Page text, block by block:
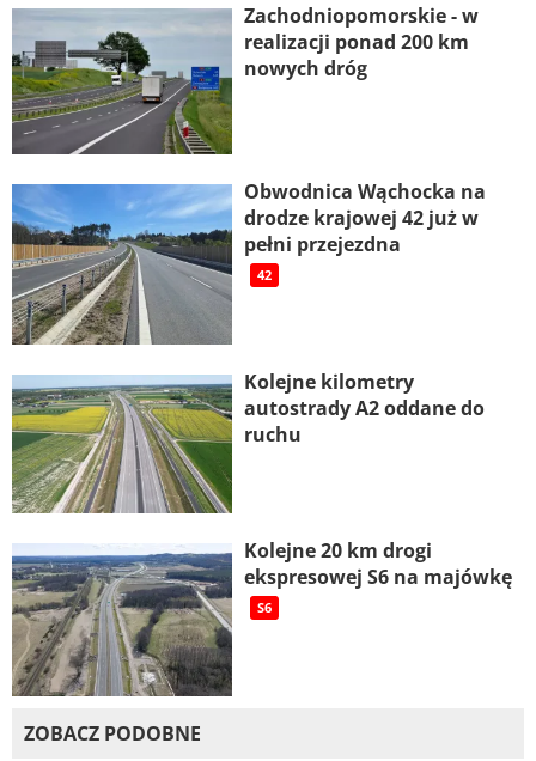
Zachodniopomorskie - w
realizacji ponad 200 km
nowych dróg
Obwodnica Wąchocka na
drodze krajowej 42 już w
pełni przejezdna
42
Kolejne kilometry
autostrady A2 oddane do
ruchu
Kolejne 20 km drogi
ekspresowej S6 na majówkę
S6
ZOBACZ PODOBNE